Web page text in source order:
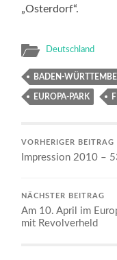
„Osterdorf“.
Deutschland
BADEN-
EUROPA-PARK
VORHERIGER BEITRAG
Impression 2010 –
NÄCHSTER BEITRAG
Am 10. April im
mit Revolverheld